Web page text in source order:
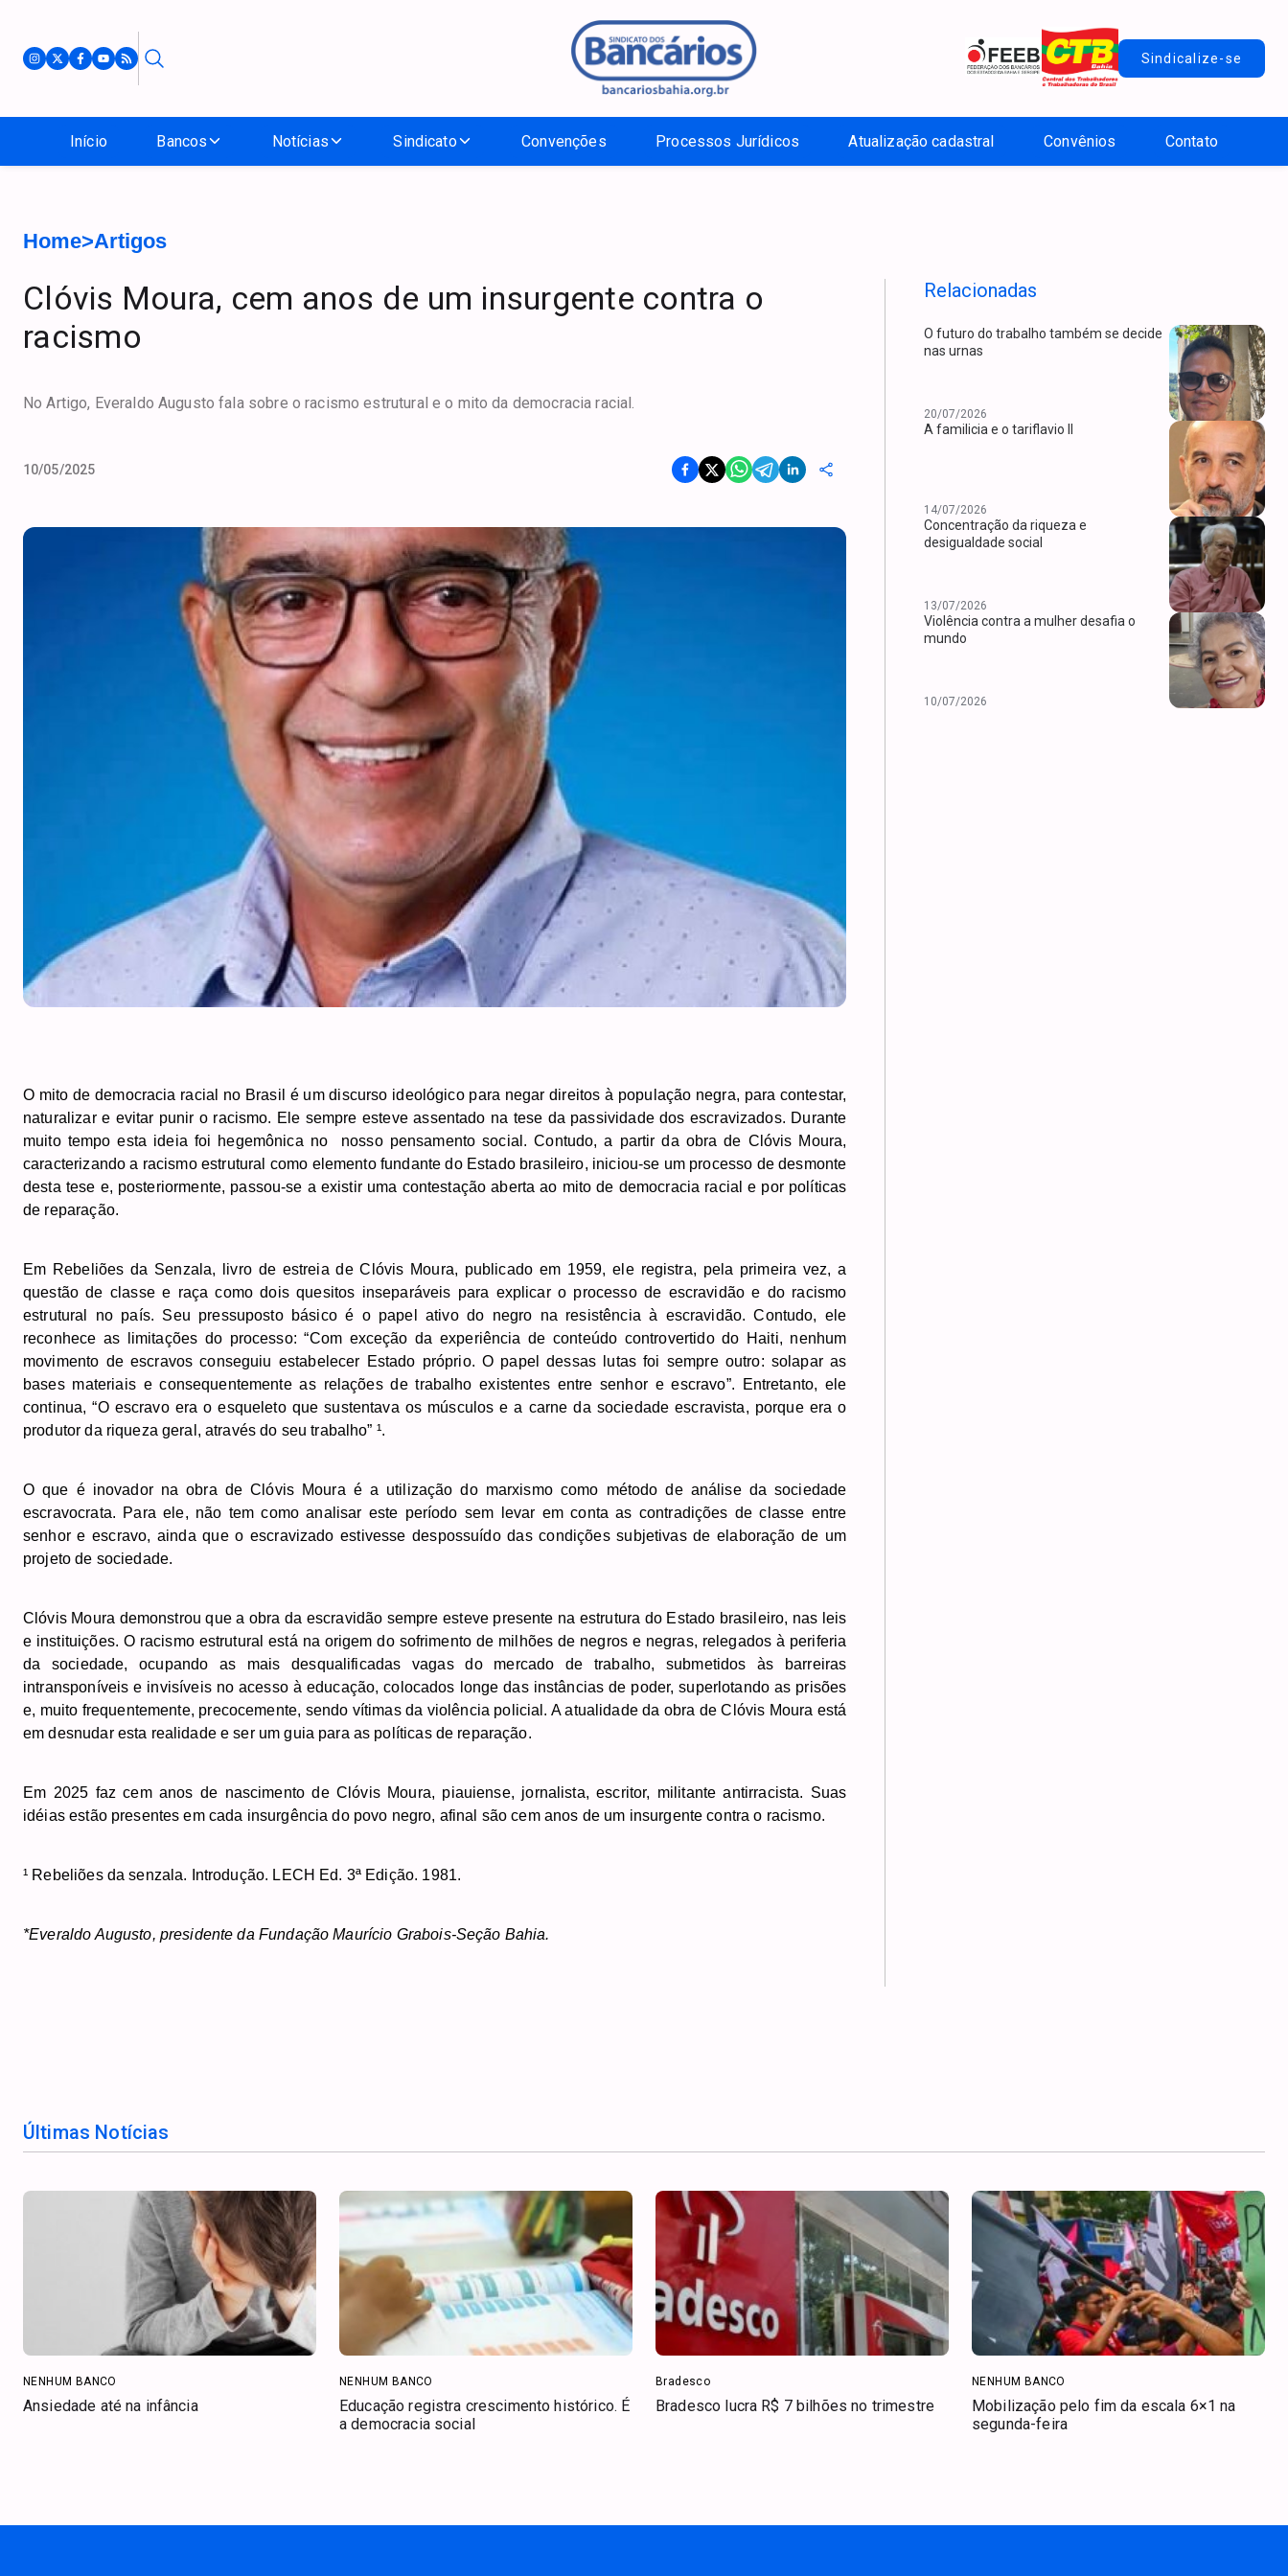
Sindicalize-se
Início Bancos Notícias Sindicato Convenções Processos Jurídicos Atualização cadastral Convênios Contato
Home>Artigos
Clóvis Moura, cem anos de um insurgente contra o
racismo
No Artigo, Everaldo Augusto fala sobre o racismo estrutural e o mito da democracia racial.
10/05/2025
O mito de democracia racial no Brasil é um discurso ideológico para negar direitos à população negra, para contestar,
naturalizar e evitar punir o racismo. Ele sempre esteve assentado na tese da passividade dos escravizados. Durante
muito tempo esta ideia foi hegemônica no nosso pensamento social. Contudo, a partir da obra de Clóvis Moura,
caracterizando a racismo estrutural como elemento fundante do Estado brasileiro, iniciou-se um processo de desmonte
desta tese e, posteriormente, passou-se a existir uma contestação aberta ao mito de democracia racial e por políticas
de reparação.
Em Rebeliões da Senzala, livro de estreia de Clóvis Moura, publicado em 1959, ele registra, pela primeira vez, a
questão de classe e raça como dois quesitos inseparáveis para explicar o processo de escravidão e do racismo
estrutural no país. Seu pressuposto básico é o papel ativo do negro na resistência à escravidão. Contudo, ele
reconhece as limitações do processo: “Com exceção da experiência de conteúdo controvertido do Haiti, nenhum
movimento de escravos conseguiu estabelecer Estado próprio. O papel dessas lutas foi sempre outro: solapar as
bases materiais e consequentemente as relações de trabalho existentes entre senhor e escravo”. Entretanto, ele
continua, “O escravo era o esqueleto que sustentava os músculos e a carne da sociedade escravista, porque era o
produtor da riqueza geral, através do seu trabalho” ¹.
O que é inovador na obra de Clóvis Moura é a utilização do marxismo como método de análise da sociedade
escravocrata. Para ele, não tem como analisar este período sem levar em conta as contradições de classe entre
senhor e escravo, ainda que o escravizado estivesse despossuído das condições subjetivas de elaboração de um
projeto de sociedade.
Clóvis Moura demonstrou que a obra da escravidão sempre esteve presente na estrutura do Estado brasileiro, nas leis
e instituições. O racismo estrutural está na origem do sofrimento de milhões de negros e negras, relegados à periferia
da sociedade, ocupando as mais desqualificadas vagas do mercado de trabalho, submetidos às barreiras
intransponíveis e invisíveis no acesso à educação, colocados longe das instâncias de poder, superlotando as prisões
e, muito frequentemente, precocemente, sendo vítimas da violência policial. A atualidade da obra de Clóvis Moura está
em desnudar esta realidade e ser um guia para as políticas de reparação.
Em 2025 faz cem anos de nascimento de Clóvis Moura, piauiense, jornalista, escritor, militante antirracista. Suas
idéias estão presentes em cada insurgência do povo negro, afinal são cem anos de um insurgente contra o racismo.
¹ Rebeliões da senzala. Introdução. LECH Ed. 3ª Edição. 1981.
*Everaldo Augusto, presidente da Fundação Maurício Grabois-Seção Bahia.
Relacionadas
O futuro do trabalho também se decide
nas urnas
20/07/2026
A familicia e o tariflavio II
14/07/2026
Concentração da riqueza e
desigualdade social
13/07/2026
Violência contra a mulher desafia o
mundo
10/07/2026
Últimas Notícias
NENHUM BANCO
Ansiedade até na infância
NENHUM BANCO
Educação registra crescimento histórico. É
a democracia social
Bradesco
Bradesco lucra R$ 7 bilhões no trimestre
NENHUM BANCO
Mobilização pelo fim da escala 6×1 na
segunda-feira